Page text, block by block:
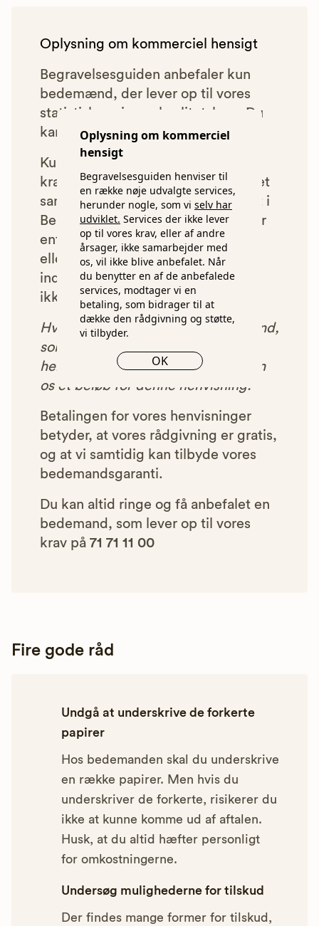
Oplysning om kommerciel
hensigt
Begravelsesguiden henviser til
en række nøje udvalgte services,
herunder nogle, som vi selv har
udviklet. Services der ikke lever
op til vores krav, eller af andre
årsager, ikke samarbejder med
os, vil ikke blive anbefalet. Når
du benytter en af de anbefalede
services, modtager vi en
betaling, som bidrager til at
dække den rådgivning og støtte,
vi tilbyder.
OK
Oplysning om kommerciel hensigt
Begravelsesguiden anbefaler kun
bedemænd, der lever op til vores
statistiske pris- og kvalitetskrav. Du
kan læse mere om vores kravher.
Kun bedemænd der lever op til
kravene har mulighed for at indgå et
samarbejde med os om at blive vist i
Begravelsesguiden. Bedemænd der
enten ikke lever op til vores krav,
eller som af andre årsager ikke har
indgået et samarbejde med os, vil
ikke blive vist i vores anbefalinger.
Hver gang du benytter en bedemand,
som vi har godkendt, anbefalet og
henvist dig til, betaler bedemanden
os et beløb for denne henvisning.
Betalingen for vores henvisninger
betyder, at vores rådgivning er gratis,
og at vi samtidig kan tilbyde vores
bedemandsgaranti.
Du kan altid ringe og få anbefalet en
bedemand, som lever op til vores
krav på 71 71 11 00
Fire gode råd
Undgå at underskrive de forkerte
papirer
Hos bedemanden skal du underskrive
en række papirer. Men hvis du
underskriver de forkerte, risikerer du
ikke at kunne komme ud af aftalen.
Husk, at du altid hæfter personligt
for omkostningerne.
Undersøg mulighederne for tilskud
Der findes mange former for tilskud,